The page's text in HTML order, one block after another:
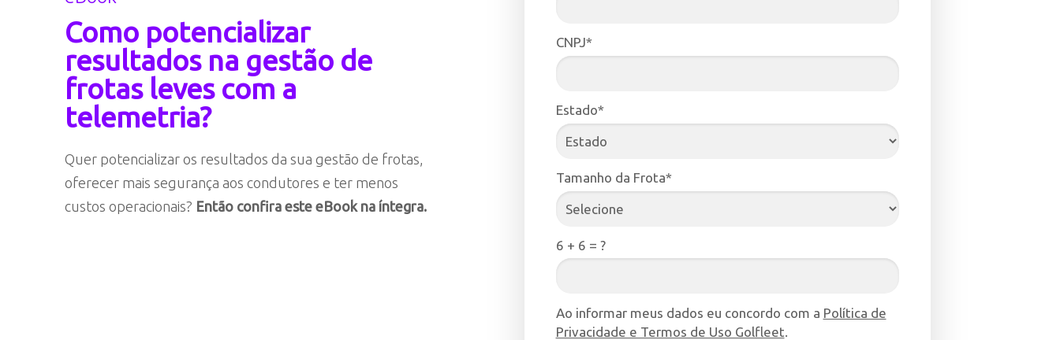
Como potencializar
resultados na gestão de
frotas leves com a
telemetria?
Quer potencializar os resultados da sua gestão de frotas,
oferecer mais segurança aos condutores e ter menos
custos operacionais? Então confira este eBook na íntegra.
CNPJ*
Estado*
Tamanho da Frota*
6 + 6 = ?
Ao informar meus dados eu concordo com a Política de
Privacidade e Termos de Uso Golfleet.